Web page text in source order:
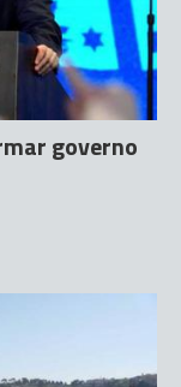
governo